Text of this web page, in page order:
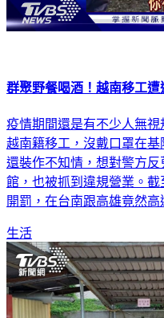
群聚野餐喝酒！越南移工遭
疫情期間還是有不少人無
越南籍移工，沒戴口罩在
還裝作不知情，想對警方
館，也被抓到違規營業。
開罰，在台南跟高雄竟然高
生活